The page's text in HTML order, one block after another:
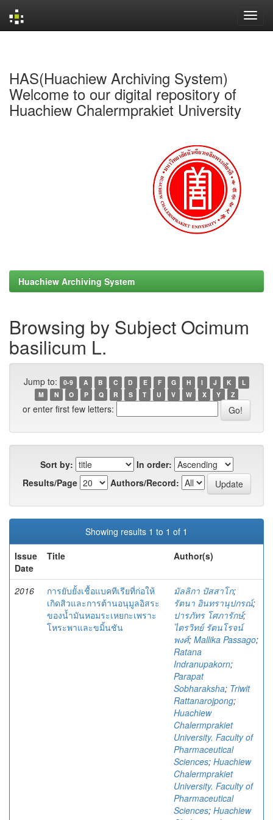
HAS(Huachiew Archiving System)
Welcome to our digital repository of
Huachiew Chalermprakiet University
Huachiew Archiving System
Browsing by Subject Ocimum
basilicum L.
Jump to: 0-9 A B C D E F G H I J K
L
M
N O P Q R S T U V W X Y Z
or enter first few letters:
Sort by:
In order:
Results/Page
Authors/Record:
Showing results 1 to 1 of 1
Issue
Date
Title Author(s)
2016
การยับยั้งเชื้อแบคทีเรียที่ก่อให้
เกิดสิวและการต้านอนุมูลอิสระ
ของน้ำมันหอมระเหยกะเพราะ
โหระพาและขมิ้นชัน
มัลลิกา ปัสสาโก;
รัตนา อินทรานุปกรณ์;
ปารภัทร โศภารักษ์;
ไตรวิทย์ รัตนโรจน์
พงศ์; Mallika Passago;
Ratana
Indranupakorn;
Parapat
Sobharaksha; Triwit
Rattanarojpong;
Huachiew
Chalermprakiet
University. Faculty of
Pharmaceutical
Sciences; Huachiew
Chalermprakiet
University. Faculty of
Pharmaceutical
Sciences; Huachiew